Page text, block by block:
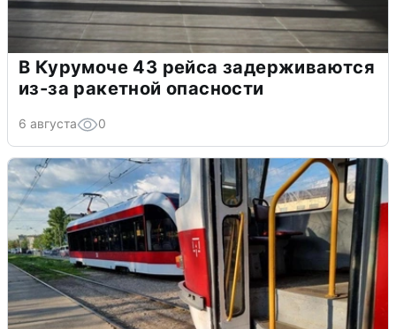
В Курумоче 43 рейса задерживаются
из-за ракетной опасности
6 августа 0